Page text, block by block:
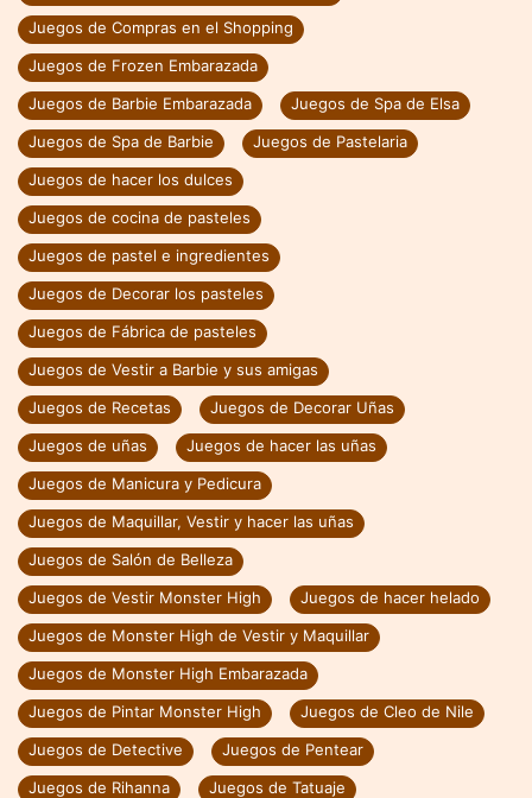
Juegos de Compras en el Shopping
Juegos de Frozen Embarazada
Juegos de Barbie Embarazada
Juegos de Spa de Elsa
Juegos de Spa de Barbie
Juegos de Pastelaria
Juegos de hacer los dulces
Juegos de cocina de pasteles
Juegos de pastel e ingredientes
Juegos de Decorar los pasteles
Juegos de Fábrica de pasteles
Juegos de Vestir a Barbie y sus amigas
Juegos de Recetas
Juegos de Decorar Uñas
Juegos de uñas
Juegos de hacer las uñas
Juegos de Manicura y Pedicura
Juegos de Maquillar, Vestir y hacer las uñas
Juegos de Salón de Belleza
Juegos de Vestir Monster High
Juegos de hacer helado
Juegos de Monster High de Vestir y Maquillar
Juegos de Monster High Embarazada
Juegos de Pintar Monster High
Juegos de Cleo de Nile
Juegos de Detective
Juegos de Pentear
Juegos de Rihanna
Juegos de Tatuaje